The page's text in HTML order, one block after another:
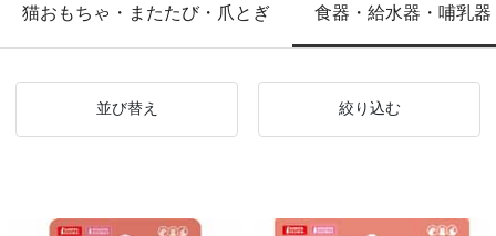
猫おもちゃ・またたび・爪とぎ 食器・給水器・哺乳器
並び替え 絞り込む